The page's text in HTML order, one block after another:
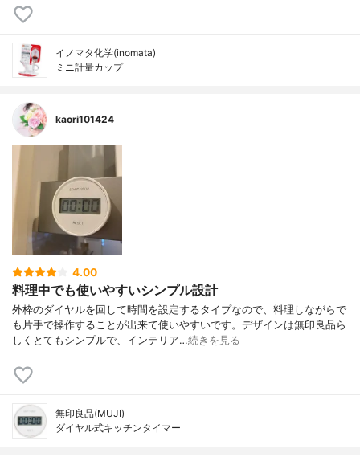
イノマタ化学(inomata)
ミニ計量カップ
kaori101424
4.00
料理中でも使いやすいシンプル設計
外枠のダイヤルを回して時間を設定するタイプなので、料理しながらで
も片手で操作することが出来て使いやすいです。デザインは無印良品ら
しくとてもシンプルで、インテリア…続きを見る
無印良品(MUJI)
ダイヤル式キッチンタイマー